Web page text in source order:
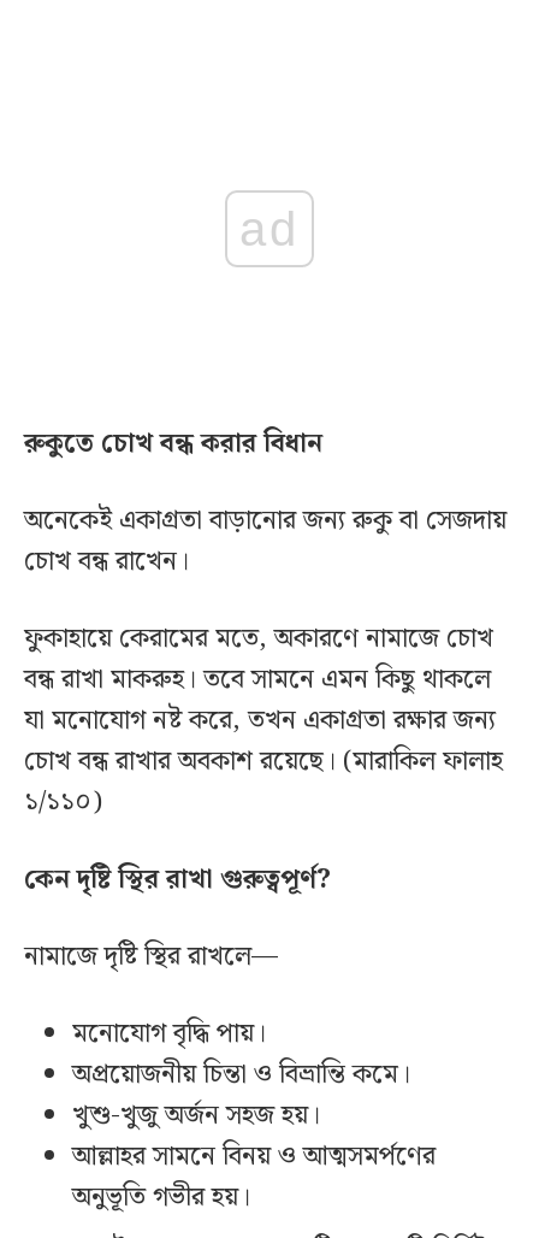
ad
রুকুতে চোখ বন্ধ করার বিধান
অনেকেই একাগ্রতা বাড়ানোর জন্য রুকু বা সেজদায়
চোখ বন্ধ রাখেন।
ফুকাহায়ে কেরামের মতে, অকারণে নামাজে চোখ
বন্ধ রাখা মাকরুহ। তবে সামনে এমন কিছু থাকলে
যা মনোযোগ নষ্ট করে, তখন একাগ্রতা রক্ষার জন্য
চোখ বন্ধ রাখার অবকাশ রয়েছে। (মারাকিল ফালাহ
১/১১০)
কেন দৃষ্টি স্থির রাখা গুরুত্বপূর্ণ?
নামাজে দৃষ্টি স্থির রাখলে—
মনোযোগ বৃদ্ধি পায়।
অপ্রয়োজনীয় চিন্তা ও বিভ্রান্তি কমে।
খুশু-খুজু অর্জন সহজ হয়।
আল্লাহর সামনে বিনয় ও আত্মসমর্পণের
অনুভূতি গভীর হয়।